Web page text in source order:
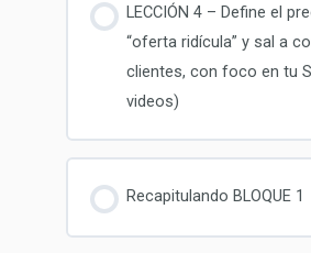
LECCIÓN 4 – Define el
“oferta ridícula” y sal a
clientes, con foco en tu
videos)
Recapitulando BLOQUE 1